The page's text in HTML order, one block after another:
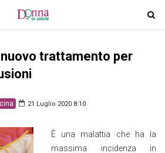
T
o
trattamento per
21 Luglio 2020 8:10
È una malattia che ha la
massima incidenza in